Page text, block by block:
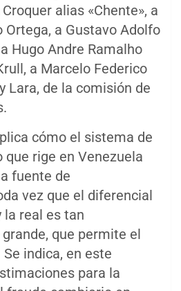
alias «Chente», a
Ortega, a Gustavo Adolfo
Hugo Andre Ramalho
a Marcelo Federico
Lara, de la comisión de
cómo el sistema de
rige en Venezuela
fuente de
vez que el diferencial
la real es tan
que permite el
indica, en este
para la